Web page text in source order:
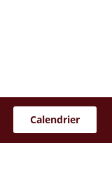
Calendrier